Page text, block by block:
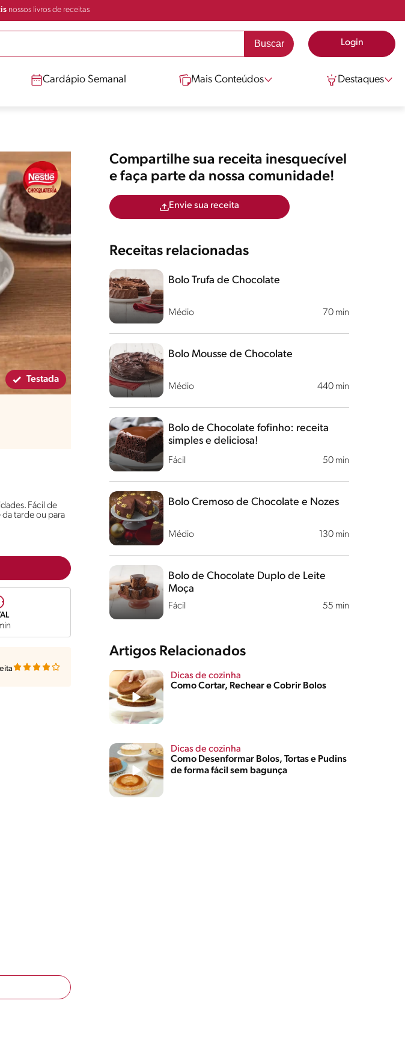
nossos livros de receitas
Login
Cardápio Semanal Mais Conteúdos Destaques
Testada
Fácil de
da tarde ou para
Compartilhe sua receita inesquecível
e faça parte da nossa comunidade!
Envie sua receita
Receitas relacionadas
Médio 70 min
Bolo Trufa de Chocolate
Médio 440 min
Bolo Mousse de Chocolate
Fácil 50 min
Bolo de Chocolate fofinho: receita
simples e deliciosa!
Médio 130 min
Bolo Cremoso de Chocolate e Nozes
Fácil 55 min
Bolo de Chocolate Duplo de Leite
Moça
Artigos Relacionados
Dicas de cozinha
Como Cortar, Rechear e Cobrir Bolos
Dicas de cozinha
Como Desenformar Bolos, Tortas e Pudins
de forma fácil sem bagunça